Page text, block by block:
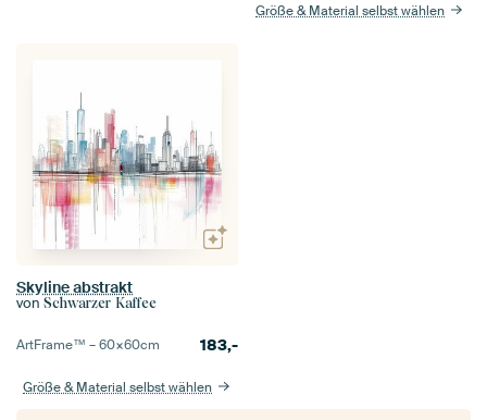
Größe & Material selbst wählen
Skyline abstrakt
von Schwarzer Kaffee
ArtFrame™ –60×60cm 183,-
Größe & Material selbst wählen